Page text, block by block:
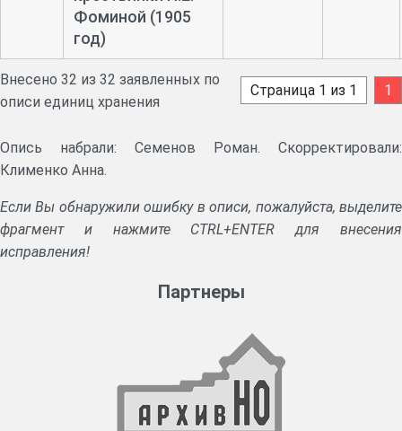
Фоминой (1905
год)
Внесено 32 из 32 заявленных по
описи единиц хранения
Страница 1 из 1 1
Опись набрали: Семенов Роман. Скорректировали:
Клименко Анна.
Если Вы обнаружили ошибку в описи, пожалуйста, выделите
фрагмент и нажмите CTRL+ENTER для внесения
исправления!
Партнеры